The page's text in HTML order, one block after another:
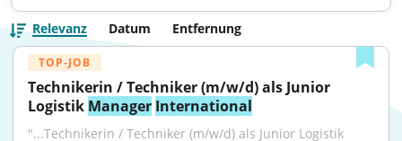
Relevanz Datum Entfernung
TOP-JOB
Technikerin / Techniker (m/w/d) als Junior
Logistik Manager International